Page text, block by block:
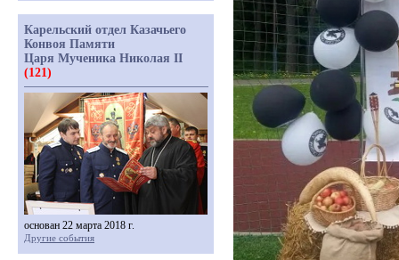
Карельский отдел Казачьего
Конвоя Памяти
Царя Мученика Николая II
(121)
основан 22 марта 2018 г.
Другие события